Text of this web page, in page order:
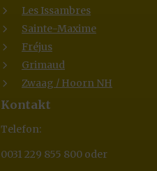
Les Issambres
Sainte-Maxime
Fréjus
Grimaud
Zwaag / Hoorn NH
Kontakt
Telefon:
0031 229 855 800 oder